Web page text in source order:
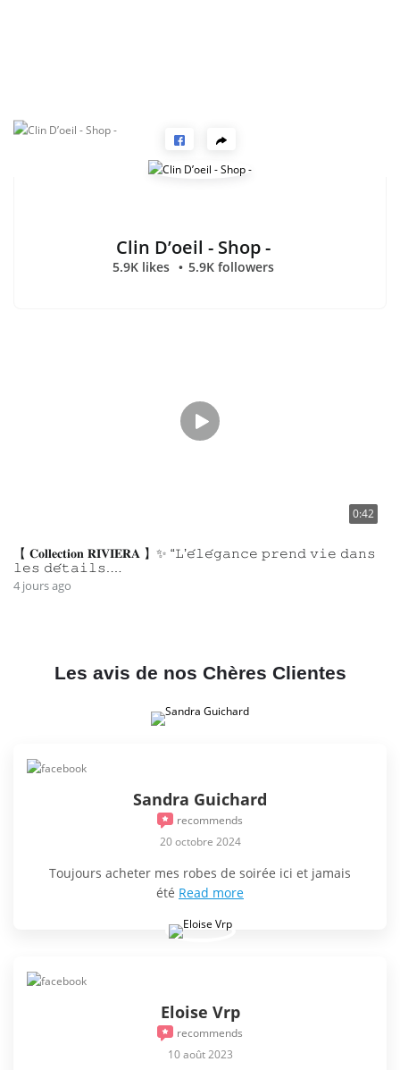
Clin D’oeil - Shop -
5.9K likes 5.9K followers
0:42
【 𝐂𝐨𝐥𝐥𝐞𝐜𝐭𝐢𝐨𝐧 𝐑𝐈𝐕𝐈𝐄𝐑𝐀 】✨ “𝙻’𝚎́𝚕𝚎́𝚐𝚊𝚗𝚌𝚎 𝚙𝚛𝚎𝚗𝚍 𝚟𝚒𝚎 𝚍𝚊𝚗𝚜
𝚕𝚎𝚜 𝚍𝚎́𝚝𝚊𝚒𝚕𝚜.…
4 jours ago
Les avis de nos Chères Clientes
Sandra Guichard
recommends
20 octobre 2024
Toujours acheter mes robes de soirée ici et jamais
été Read more
Eloise Vrp
recommends
10 août 2023